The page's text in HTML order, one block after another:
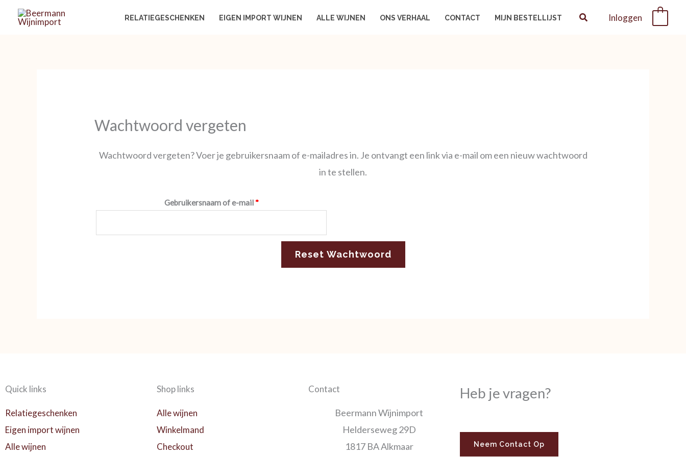
RELATIEGESCHENKEN EIGEN IMPORT WIJNEN ALLE WIJNEN ONS VERHAAL CONTACT MIJN BESTELLIJST Inloggen
Wachtwoord vergeten
Wachtwoord vergeten? Voer je gebruikersnaam of e-mailadres in. Je ontvangt een link via e-mail om een nieuw wachtwoord
in te stellen.
Gebruikersnaam of e-mail*
Reset Wachtwoord
Quick links
Relatiegeschenken
Eigen import wijnen
Alle wijnen
Shop links
Alle wijnen
Winkelmand
Checkout
Contact
Beermann Wijnimport
Helderseweg 29D
1817 BA Alkmaar
Heb je vragen?
Neem Contact Op